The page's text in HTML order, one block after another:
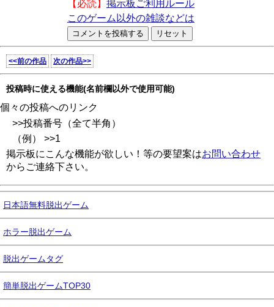
【必読】 掲示板ご利用ルール
このゲーム以外の雑談などは
<<前の作品 次の作品>>
投稿時に使える機能(名前欄以外で使用可能)
個々の投稿へのリンク
>>投稿番号（全て半角）
（例） >>1
掲示板にこんな機能が欲しい！等の要望案はお問い合わせ
からご連絡下さい。
日本語無料脱出ゲーム
ホラー脱出ゲーム
脱出ゲームタグ
簡単脱出ゲームTOP30